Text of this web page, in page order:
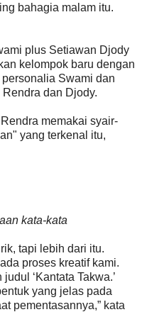
bahagia malam itu.
plus Setiawan Djody
kelompok baru dengan
Swami dan
dan Djody.
memakai syair-
yang terkenal itu,
kata-kata
tapi lebih dari itu.
proses kreatif kami.
‘Kantata Takwa.’
yang jelas pada
pementasannya,” kata